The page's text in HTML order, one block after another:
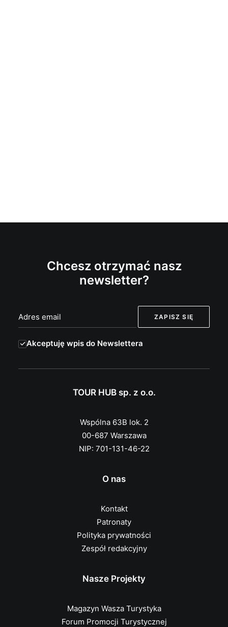
Chcesz otrzymać nasz
newsletter?
Akceptuję wpis do Newslettera
TOUR HUB sp. z o.o.
Wspólna 63B lok. 2
00-687 Warszawa
NIP: 701-131-46-22
O nas
Kontakt
Patronaty
Polityka prywatności
Zespół redakcyjny
Nasze Projekty
Magazyn Wasza Turystyka
Forum Promocji Turystycznej